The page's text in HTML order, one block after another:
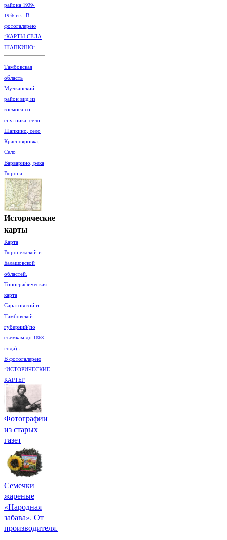
района 1939-
1956 гг. В
фотогалерею
"КАРТЫ СЕЛА
ШАПКИНО"
Тамбовская
область
Мучкапский
район вид из
космоса со
спутника: село
Шапкино, село
Краснояровка,
Село
Варварино, река
Ворона.
Исторические
карты
Карта
Воронежской и
Балашовской
областей.
Топографическая
карта
Саратовской и
Тамбовской
губерний(по
съемкам до 1868
года)...
В фотогалерею
"ИСТОРИЧЕСКИЕ
КАРТЫ"
Фотографии
из старых
газет
Семечки
жареные
«Народная
забава». От
производителя.